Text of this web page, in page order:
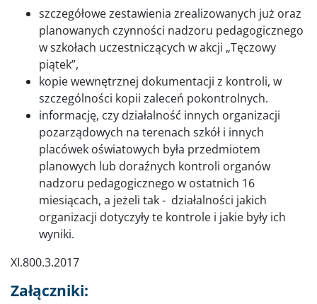
szczegółowe zestawienia zrealizowanych już oraz
planowanych czynności nadzoru pedagogicznego
w szkołach uczestniczących w akcji „Tęczowy
piątek”,
kopie wewnętrznej dokumentacji z kontroli, w
szczególności kopii zaleceń pokontrolnych.
informację, czy działalność innych organizacji
pozarządowych na terenach szkół i innych
placówek oświatowych była przedmiotem
planowych lub doraźnych kontroli organów
nadzoru pedagogicznego w ostatnich 16
miesiącach, a jeżeli tak - działalności jakich
organizacji dotyczyły te kontrole i jakie były ich
wyniki.
XI.800.3.2017
Załączniki: